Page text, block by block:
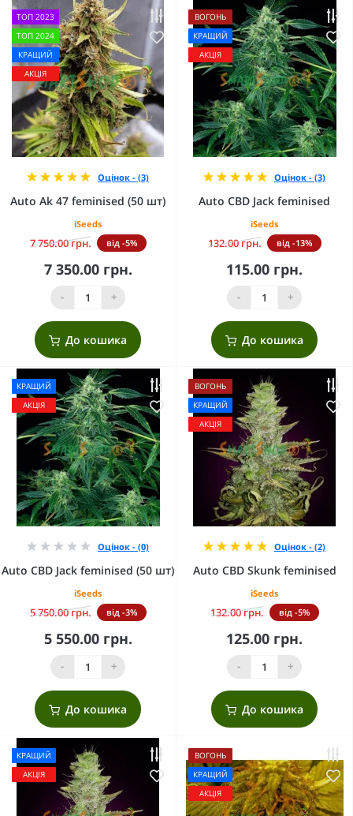
ТОП 2023
ТОП 2024
КРАЩИЙ
АКЦІЯ
Оцінок - (3)
Auto Ak 47 feminised (50 шт)
iSeeds
7 750.00 грн. від -5%
7 350.00 грн.
- +
До кошика
ВОГОНЬ
КРАЩИЙ
АКЦІЯ
Оцінок - (3)
Auto CBD Jack feminised
iSeeds
132.00 грн. від -13%
115.00 грн.
- +
До кошика
КРАЩИЙ
АКЦІЯ
Оцінок - (0)
Auto CBD Jack feminised (50 шт)
iSeeds
5 750.00 грн. від -3%
5 550.00 грн.
- +
До кошика
ВОГОНЬ
КРАЩИЙ
АКЦІЯ
Оцінок - (2)
Auto CBD Skunk feminised
iSeeds
132.00 грн. від -5%
125.00 грн.
- +
До кошика
КРАЩИЙ
АКЦІЯ
ВОГОНЬ
КРАЩИЙ
АКЦІЯ